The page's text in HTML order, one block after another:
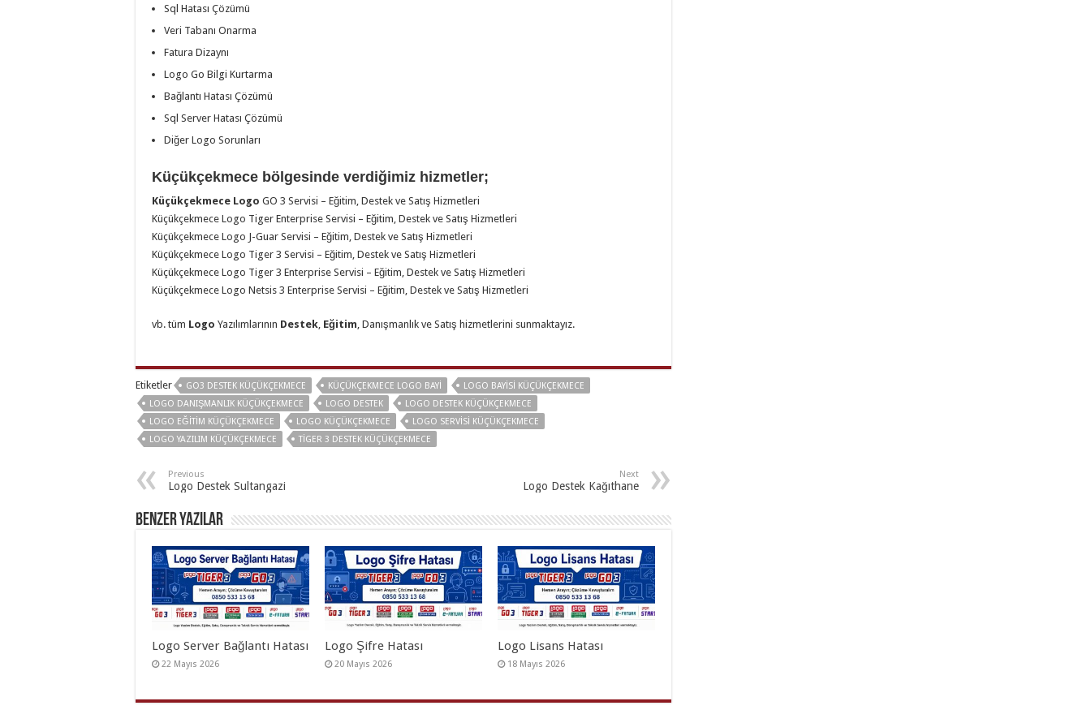
Sql Hatası Çözümü
Veri Tabanı Onarma
Fatura Dizaynı
Logo Go Bilgi Kurtarma
Bağlantı Hatası Çözümü
Sql Server Hatası Çözümü
Diğer Logo Sorunları
Küçükçekmece bölgesinde verdiğimiz hizmetler;
Küçükçekmece Logo GO 3 Servisi – Eğitim, Destek ve Satış Hizmetleri
Küçükçekmece Logo Tiger Enterprise Servisi – Eğitim, Destek ve Satış Hizmetleri
Küçükçekmece Logo J-Guar Servisi – Eğitim, Destek ve Satış Hizmetleri
Küçükçekmece Logo Tiger 3 Servisi – Eğitim, Destek ve Satış Hizmetleri
Küçükçekmece Logo Tiger 3 Enterprise Servisi – Eğitim, Destek ve Satış Hizmetleri
Küçükçekmece Logo Netsis 3 Enterprise Servisi – Eğitim, Destek ve Satış Hizmetleri
vb. tüm Logo Yazılımlarının Destek, Eğitim, Danışmanlık ve Satış hizmetlerini sunmaktayız.
Etiketler GO3 DESTEK KÜÇÜKÇEKMECE KÜÇÜKÇEKMECE LOGO BAYI
LOGO BAYISI KÜÇÜKÇEKMECE
LOGO DANIŞMANLIK KÜÇÜKÇEKMECE
LOGO DESTEK
LOGO DESTEK KÜÇÜKÇEKMECE
LOGO EĞITIM KÜÇÜKÇEKMECE
LOGO KÜÇÜKÇEKMECE
LOGO SERVISI KÜÇÜKÇEKMECE
LOGO YAZILIM KÜÇÜKÇEKMECE
TIGER 3 DESTEK KÜÇÜKÇEKMECE
Previous
Logo Destek Sultangazi
Next
Logo Destek Kağıthane
Benzer Yazılar
Logo Server Bağlantı Hatası
22 Mayıs 2026
Logo Şifre Hatası
20 Mayıs 2026
Logo Lisans Hatası
18 Mayıs 2026